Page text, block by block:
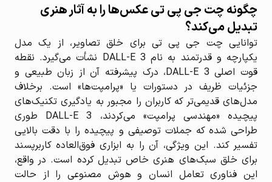
چگونه چت جی پی تی عکس‌ها را به آثار هنری
تبدیل می‌کند؟
توانایی چت جی پی تی برای خلق تصاویر، از یک مدل
یکپارچه و قدرتمند به نام DALL-E 3 نشأت می‌گیرد. نقطه
قوت اصلی DALL-E 3، درک پیشرفته آن از زبان طبیعی و
جزئیات ظریف در دستورات یا «پرامپت‌ها» است. برخلاف
مدل‌های قدیمی‌تر که کاربران را مجبور به یادگیری تکنیک‌های
پیچیده «مهندسی پرامپت» می‌کردند، DALL-E 3 طوری
طراحی شده که جملات توصیفی و پیچیده را با دقت بالایی
تفسیر کند. این ویژگی، آن را به ابزاری فوق‌العاده کاربرپسند
برای خلق سبک‌های هنری خاص تبدیل کرده است. در واقع،
این فناوری تعامل انسان و هوش مصنوعی را از حالت